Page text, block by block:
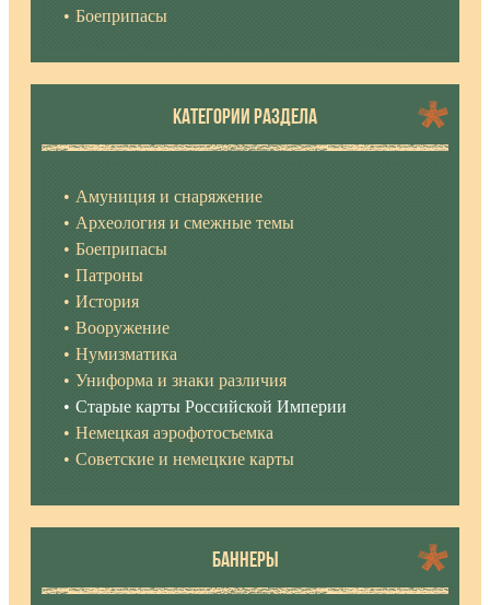
Боеприпасы
КАТЕГОРИИ РАЗДЕЛА
Амуниция и снаряжение
Археология и смежные темы
Боеприпасы
Патроны
История
Вооружение
Нумизматика
Униформа и знаки различия
Старые карты Российской Империи
Немецкая аэрофотосъемка
Советские и немецкие карты
БАННЕРЫ